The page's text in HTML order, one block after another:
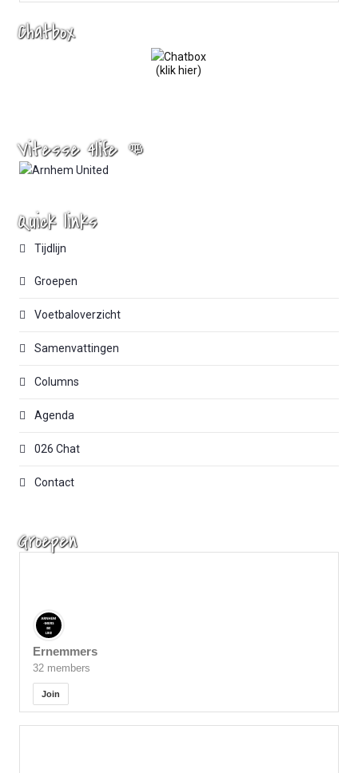
Chatbox
(klik hier)
Vitesse 4life 👊
Quick links
Tijdlijn
Groepen
Voetbaloverzicht
Samenvattingen
Columns
Agenda
026 Chat
Contact
Groepen
Ernemmers
32 members
Join